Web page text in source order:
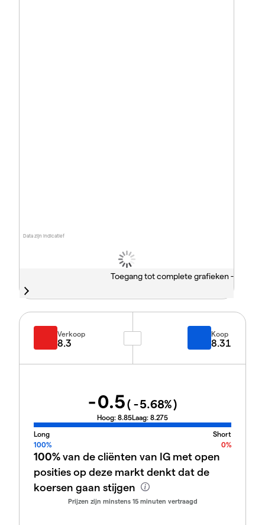
Data zijn indicatief
Toegang tot complete grafieken -
Verkoop
8.3
Koop
8.31
-0.5( -5.68%)
Hoog: 8.85Laag: 8.275
Long
Short
100%
0%
100%van de cliënten van IG met open
posities op deze markt denkt dat de
koersen gaan stijgen
Prijzen zijn minstens 15 minuten vertraagd